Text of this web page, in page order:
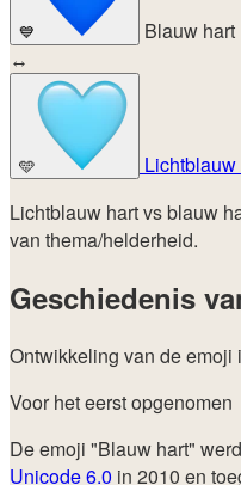
💙
Blauw hart
↔
🩵
Lichtblauw
Lichtblauw hart vs blauw
van thema/helderheid.
Geschiedenis
Ontwikkeling van de
Voor het eerst opgenomen
De emoji "Blauw hart"
Unicode 6.0 in 2010 en